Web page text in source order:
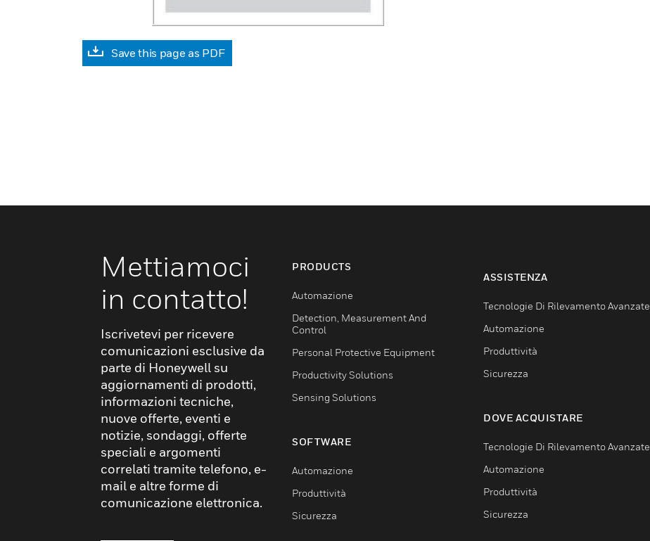
Save this page as PDF
Mettiamoci
in contatto!
Iscrivetevi per ricevere
comunicazioni esclusive da
parte di Honeywell su
aggiornamenti di prodotti,
informazioni tecniche,
nuove offerte, eventi e
notizie, sondaggi, offerte
speciali e argomenti
correlati tramite telefono, e-
mail e altre forme di
comunicazione elettronica.
PRODUCTS
Automazione
Detection, Measurement And
Control
Personal Protective Equipment
Productivity Solutions
Sensing Solutions
SOFTWARE
Automazione
Produttività
Sicurezza
ASSISTENZA
Tecnologie Di Rilevamento Avanzate
Automazione
Produttività
Sicurezza
DOVE ACQUISTARE
Tecnologie Di Rilevamento Avanzate
Automazione
Produttività
Sicurezza